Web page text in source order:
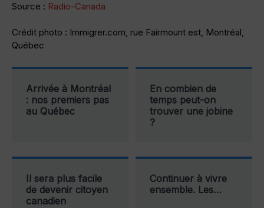
Source : Radio-Canada
Crédit photo : Immigrer.com, rue Fairmount est, Montréal,
Québec
Arrivée à Montréal
: nos premiers pas
au Québec
En combien de
temps peut-on
trouver une jobine
?
Il sera plus facile
de devenir citoyen
canadien
Continuer à vivre
ensemble. Les…